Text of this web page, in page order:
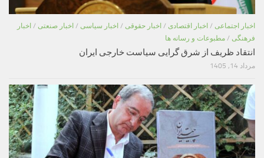
اخبار اجتماعی / اخبار اقتصادی / اخبار حقوقی / اخبار سیاسی / اخبار صنعتی / اخبار
فرهنگی / مطبوعات و رسانه ها
انتقاد ظریف از شرق گرایی سیاست خارجی ایران
مرداد 14, 1405